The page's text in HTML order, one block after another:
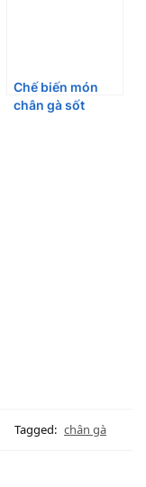
Chế biến món
chân gà sốt
Tagged: chân gà